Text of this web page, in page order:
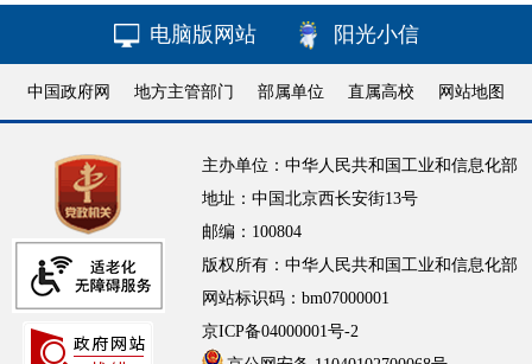
电脑版网站 阳光小信
中国政府网 地方主管部门 部属单位 直属高校 网站地图
主办单位：中华人民共和国工业和信息化部
地址：中国北京西长安街13号
邮编：100804
版权所有：中华人民共和国工业和信息化部
网站标识码：bm07000001
京ICP备04000001号-2